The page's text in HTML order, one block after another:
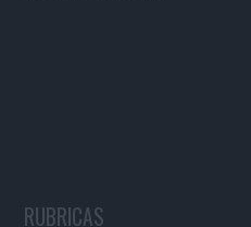
RUBRICAS